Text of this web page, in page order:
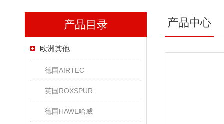
产品目录
欧洲其他
德国AIRTEC
英国ROXSPUR
德国HAWE哈威
产品中心